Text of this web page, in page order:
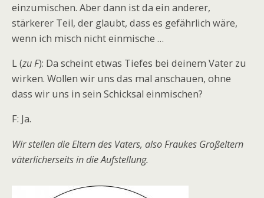
einzumischen. Aber dann ist da ein anderer,
stärkerer Teil, der glaubt, dass es gefährlich wäre,
wenn ich misch nicht einmische …
L (zu F): Da scheint etwas Tiefes bei deinem Vater zu
wirken. Wollen wir uns das mal anschauen, ohne
dass wir uns in sein Schicksal einmischen?
F: Ja.
Wir stellen die Eltern des Vaters, also Fraukes Großeltern
väterlicherseits in die Aufstellung.